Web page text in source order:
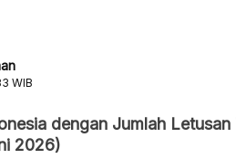
WIB
dengan Jumlah Letusan
2026)